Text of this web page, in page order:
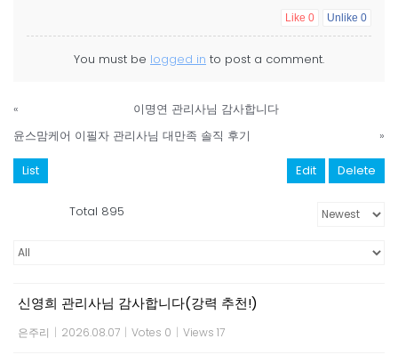
Like 0 Unlike 0
You must be logged in to post a comment.
«
이명연 관리사님 감사합니다
윤스맘케어 이필자 관리사님 대만족 솔직 후기
»
List Edit Delete
Total 895
신영희 관리사님 감사합니다(강력 추천!)
은주리 | 2026.08.07 | Votes 0 | Views 17